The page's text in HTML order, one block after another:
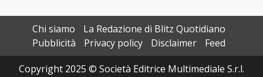
Chi siamo
La Redazione di Blitz Quotidiano
Pubblicità
Privacy policy Disclaimer
Feed
Copyright 2025 © Società Editrice Multimediale S.r.l.